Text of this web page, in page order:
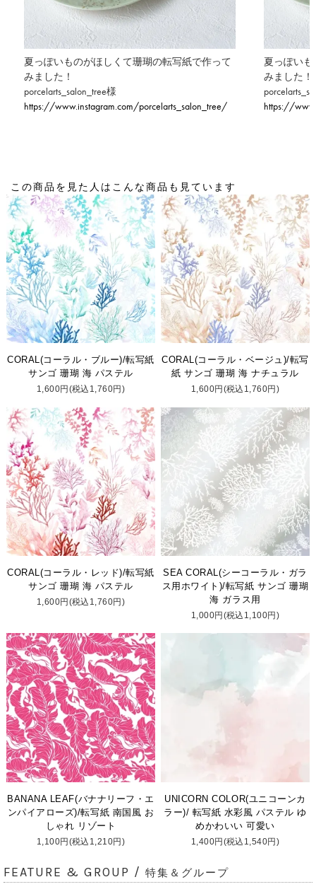
夏っぽいものがほしくて珊瑚の転写紙で作って
みました！
porcelarts_salon_tree様
https://www.instagram.com/porcelarts_salon_tree/
夏っぽい
みました！
https://
この商品を見た人はこんな商品も見ています
CORAL(コーラル・ブルー)/転写紙
サンゴ 珊瑚 海 パステル
1,600円(税込1,760円)
CORAL(コーラル・ベージュ)/転写
紙 サンゴ 珊瑚 海 ナチュラル
1,600円(税込1,760円)
CORAL(コーラル・レッド)/転写紙
サンゴ 珊瑚 海 パステル
1,600円(税込1,760円)
SEA CORAL(シーコーラル・ガラ
ス用ホワイト)/転写紙 サンゴ 珊瑚
海 ガラス用
1,000円(税込1,100円)
BANANA LEAF(バナナリーフ・エ
ンパイアローズ)/転写紙 南国風 お
しゃれ リゾート
1,100円(税込1,210円)
UNICORN COLOR(ユニコーンカ
ラー)/ 転写紙 水彩風 パステル ゆ
めかわいい 可愛い
1,400円(税込1,540円)
FEATURE & GROUP / 特集＆グループ